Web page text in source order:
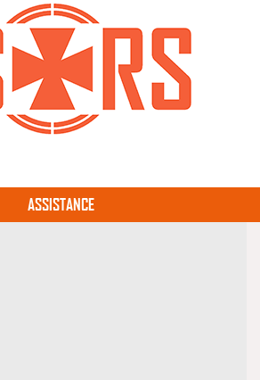
ASSISTANCE